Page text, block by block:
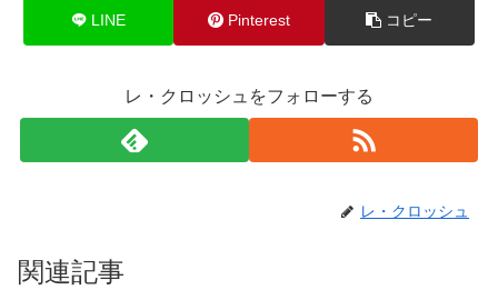
LINE Pinterest コピー
レ・クロッシュをフォローする
レ・クロッシュ
関連記事